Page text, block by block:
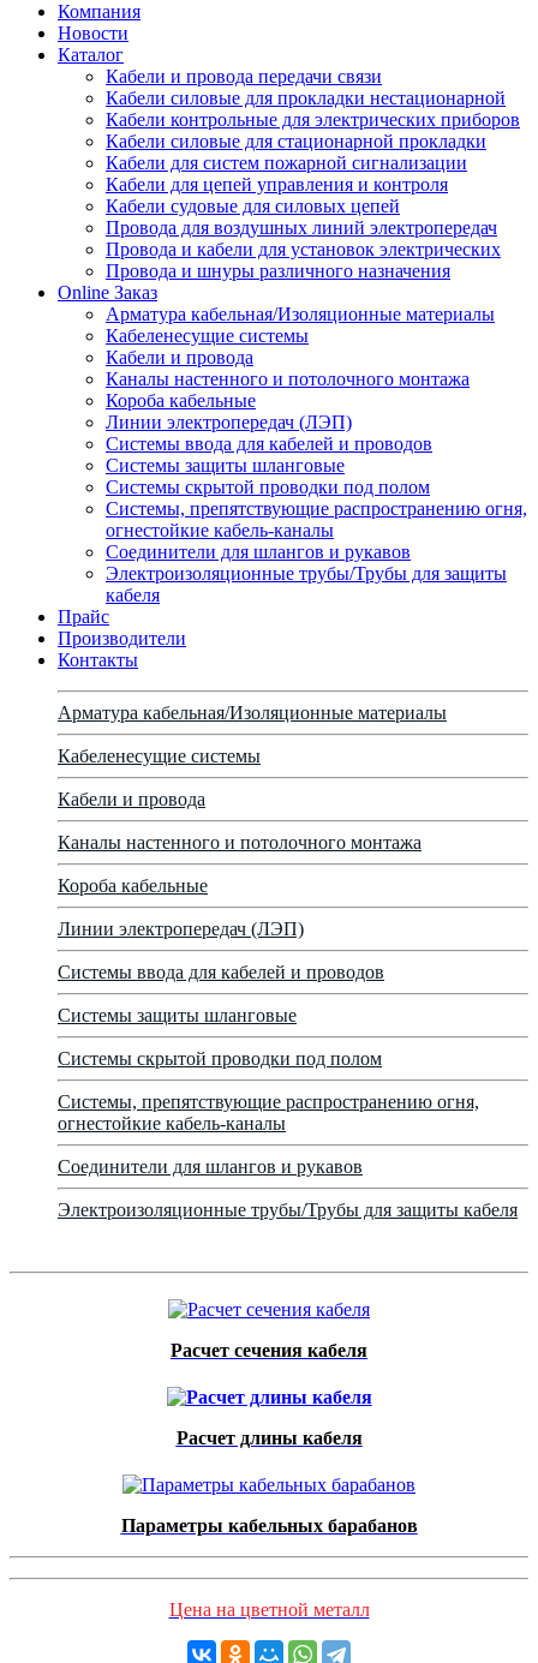
Компания
Новости
Каталог
Кабели и провода передачи связи
Кабели силовые для прокладки нестационарной
Кабели контрольные для электрических приборов
Кабели силовые для стационарной прокладки
Кабели для систем пожарной сигнализации
Кабели для цепей управления и контроля
Кабели судовые для силовых цепей
Провода для воздушных линий электропередач
Провода и кабели для установок электрических
Провода и шнуры различного назначения
Online Заказ
Арматура кабельная/Изоляционные материалы
Кабеленесущие системы
Кабели и провода
Каналы настенного и потолочного монтажа
Короба кабельные
Линии электропередач (ЛЭП)
Системы ввода для кабелей и проводов
Системы защиты шланговые
Системы скрытой проводки под полом
Системы, препятствующие распространению огня,
огнестойкие кабель-каналы
Соединители для шлангов и рукавов
Электроизоляционные трубы/Трубы для защиты
кабеля
Прайс
Производители
Контакты
Арматура кабельная/Изоляционные материалы
Кабеленесущие системы
Кабели и провода
Каналы настенного и потолочного монтажа
Короба кабельные
Линии электропередач (ЛЭП)
Системы ввода для кабелей и проводов
Системы защиты шланговые
Системы скрытой проводки под полом
Системы, препятствующие распространению огня,
огнестойкие кабель-каналы
Соединители для шлангов и рукавов
Электроизоляционные трубы/Трубы для защиты кабеля
Расчет сечения кабеля
Расчет длины кабеля
Параметры кабельных барабанов
Цена на цветной металл